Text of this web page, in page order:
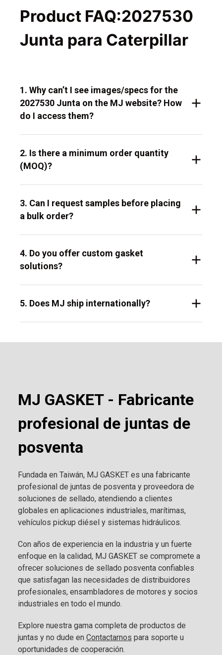
Product FAQ:2027530
Junta para Caterpillar
1. Why can’t I see images/specs for the
2027530 Junta on the MJ website? How
do I access them?
2. Is there a minimum order quantity
(MOQ)?
3. Can I request samples before placing
a bulk order?
4. Do you offer custom gasket
solutions?
5. Does MJ ship internationally?
MJ GASKET - Fabricante
profesional de juntas de
posventa
Fundada en Taiwán, MJ GASKET es una fabricante
profesional de juntas de posventa y proveedora de
soluciones de sellado, atendiendo a clientes
globales en aplicaciones industriales, marítimas,
vehículos pickup diésel y sistemas hidráulicos.
Con años de experiencia en la industria y un fuerte
enfoque en la calidad, MJ GASKET se compromete a
ofrecer soluciones de sellado posventa confiables
que satisfagan las necesidades de distribuidores
profesionales, ensambladores de motores y socios
industriales en todo el mundo.
Explore nuestra gama completa de productos de
juntas y no dude en Contactarnos para soporte u
oportunidades de cooperación.